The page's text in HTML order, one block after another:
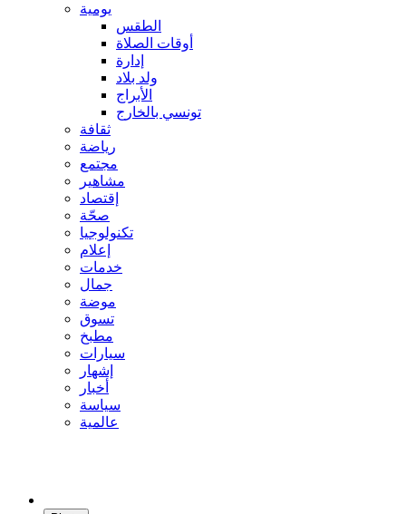
يومية
الطقس
أوقات الصلاة
إدارة
ولد بلاد
الأبراج
تونسي بالخارج
ثقافة
رياضة
مجتمع
مشاهير
إقتصاد
صحّة
تكنولوجيا
إعلام
خدمات
جمال
موضة
تسوق
مطبخ
سيارات
إشهار
أخبار
سياسة
عالمية